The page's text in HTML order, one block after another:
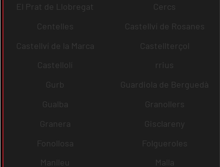
El Prat de Llobregat
Cercs
Centelles
Castellví de Rosanes
Castellví de la Marca
Castellterçol
Castellolí
rrius
Gurb
Guardiola de Berguedà
Gualba
Granollers
Granera
Gisclareny
Fonollosa
Folgueroles
Manlleu
Malla